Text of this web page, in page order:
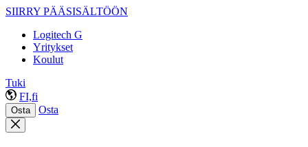
SIIRRY PÄÄSISÄLTÖÖN
Logitech G
Yritykset
Koulut
Tuki
FI,fi
Osta Osta